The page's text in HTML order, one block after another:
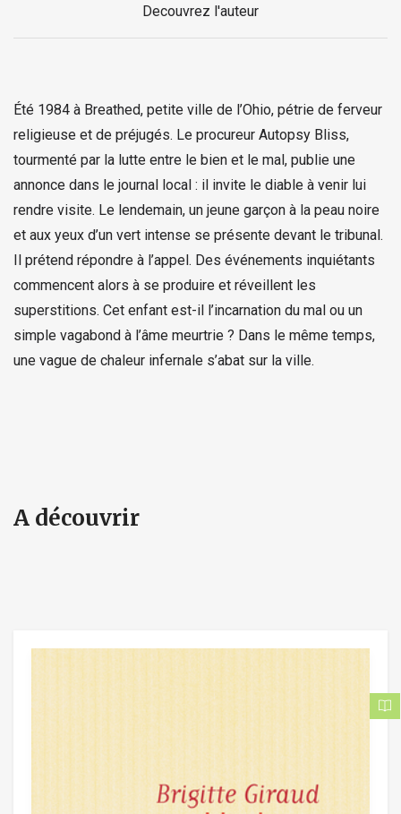
Decouvrez l'auteur
Été 1984 à Breathed, petite ville de l’Ohio, pétrie de ferveur
religieuse et de préjugés. Le procureur Autopsy Bliss,
tourmenté par la lutte entre le bien et le mal, publie une
annonce dans le journal local : il invite le diable à venir lui
rendre visite. Le lendemain, un jeune garçon à la peau noire
et aux yeux d’un vert intense se présente devant le tribunal.
Il prétend répondre à l’appel. Des événements inquiétants
commencent alors à se produire et réveillent les
superstitions. Cet enfant est-il l’incarnation du mal ou un
simple vagabond à l’âme meurtrie ? Dans le même temps,
une vague de chaleur infernale s’abat sur la ville.
A découvrir